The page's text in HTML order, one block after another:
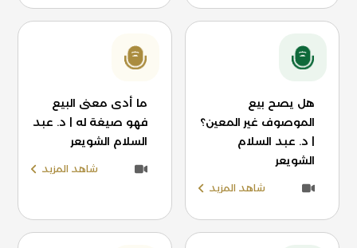
هل يصح بيع
الموصوف غير المعين؟
| د. عبد السلام
الشويعر
شاهد المزيد
ما أدى معنى البيع
فهو صيغة له | د. عبد
السلام الشويعر
شاهد المزيد